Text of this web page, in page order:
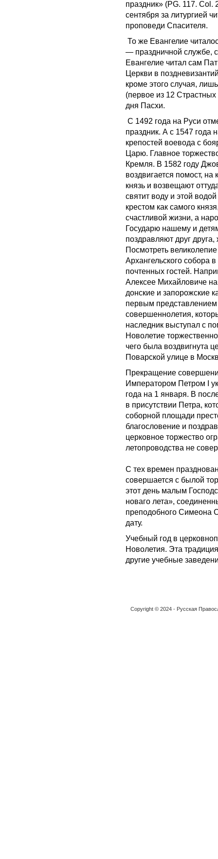
праздник» (PG. 117.
сентября за литургией
проповеди Спасителя.
То же Евангелие
— праздничной службе,
Евангелие читал сам
Церкви в
кроме этого случая,
(первое из 12
дня Пасхи.
С 1492 года на Руси
праздник. А с 1547 года
крепостей воевода с
Царю. Главное
Кремля. В 1582 году
воздвигается помост,
князь и возвещают
святит воду и этой
крестом как самого
счастливой жизни, а
Государю нашему и
поздравляют друг
Посмотреть
Архангельского собора
почтенных гостей.
Алексее Михайловиче
донские и запорожские
первым
совершеннолетия,
наследник выступал с
Новолетие
чего была воздвигнута
Поварской улице в
Прекращение
Императором Петром I
года на 1 января. В
в присутствии Петра,
соборной площади
благословение и
церковное торжество
летопроводства не
С тех времен
совершается с былой
этот день малым
новаго лета»,
преподобного Симеона
дату.
Учебный год в
Новолетия. Эта
другие учебные
Copyright © 2024 - Русская